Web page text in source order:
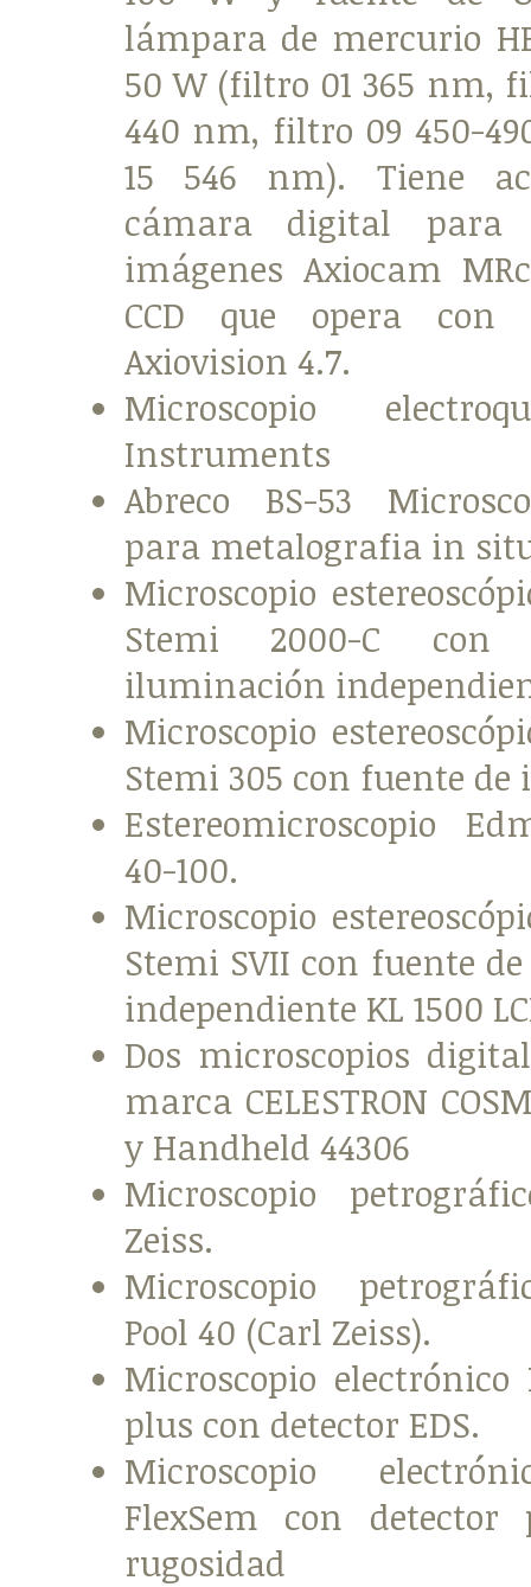
lámpara de mercurio
50 W (filtro 01 365 nm,
440 nm, filtro 09 450-
15 546 nm). Tiene
cámara digital para
imágenes Axiocam
CCD que opera con
Axiovision 4.7.
Microscopio
Instruments
Abreco BS-53
para metalografia in
Microscopio
Stemi 2000-C
iluminación
Microscopio
Stemi 305 con fuente
Estereomicroscopio
40-100.
Microscopio
Stemi SVII con fuente
independiente KL 1500
Dos microscopios
marca CELESTRON
y Handheld 44306
Microscopio
Zeiss.
Microscopio
Pool 40 (Carl Zeiss).
Microscopio electrónico
plus con detector EDS.
Microscopio
FlexSem con
rugosidad